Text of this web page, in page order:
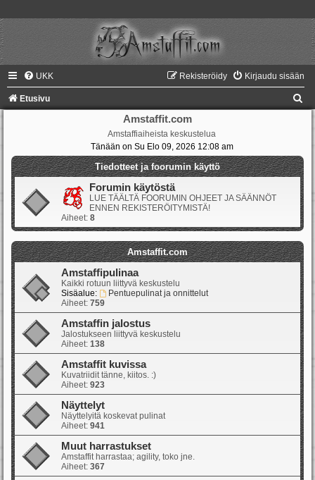
UKK Kirjaudu sisään
Rekisteröidy
Etusivu
Amstaffit.com
Amstaffiaiheista keskustelua
Tänään on Su Elo 09, 2026 12:08 am
Tiedotteet ja foorumin käyttö
Forumin käytöstä
LUE TÄÄLTÄ FOORUMIN OHJEET JA SÄÄNNÖT
ENNEN REKISTERÖITYMISTÄ!
Aiheet: 8
Amstaffit.com
Amstaffipulinaa
Kaikki rotuun liittyvä keskustelu
Sisäalue:
Pentuepulinat ja onnittelut
Aiheet: 759
Amstaffin jalostus
Jalostukseen liittyvä keskustelu
Aiheet: 138
Amstaffit kuvissa
Kuvatriidit tänne, kiitos. :)
Aiheet: 923
Näyttelyt
Näyttelyitä koskevat pulinat
Aiheet: 941
Muut harrastukset
Amstaffit harrastaa; agility, toko jne.
Aiheet: 367